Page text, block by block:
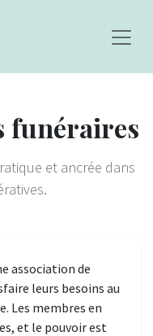
funéraires
et ancrée dans
association de
leurs besoins au
Les membres en
et le pouvoir est